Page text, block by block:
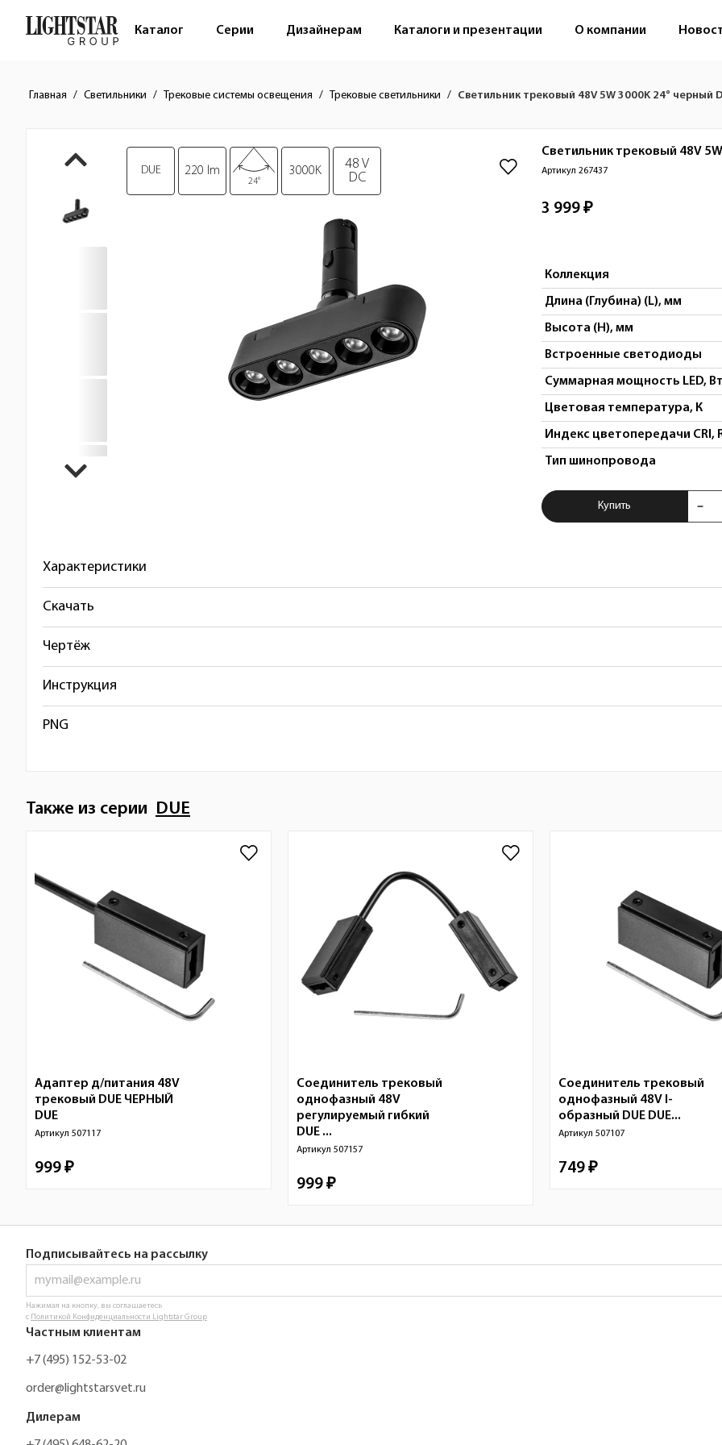
Каталог Серии Дизайнерам Каталоги и презентации О компании
Главная Светильники Трековые системы освещения Трековые светильники Светильник трековый 48V 5W 3000K 24° черный
Краткое описание товара
Изображения товара
DUE 220 lm
24°
3000K
48 V
DC
Светильник трековый 48V
Артикул 267437
Стоимость товара 3 999 ₽
Коллекция
Длина (Глубина) (L), мм
Высота (H), мм
Встроенные светодиоды
Суммарная мощность LED, Вт
Цветовая температура, К
Индекс цветопередачи CRI,
Тип шинопровода
КупитьКупить
Характеристики
Скачать
Чертёж
Инструкция
PNG
Также из серии DUE
Адаптер д/питания 48V
трековый DUE ЧЕРНЫЙ
DUE
Артикул 507117
999 ₽
Соединитель трековый
однофазный 48V
регулируемый гибкий
DUE ...
Артикул 507157
999 ₽
Соединитель трековый
однофазный 48V I-
образный DUE DUE...
Артикул 507107
749 ₽
Подписывайтесь на рассылку
Нажимая на кнопку, вы соглашаетесь
с Политикой Конфиденциальности Lightstar Group
Частным клиентам
+7 (495) 152-53-02
order@lightstarsvet.ru
Дилерам